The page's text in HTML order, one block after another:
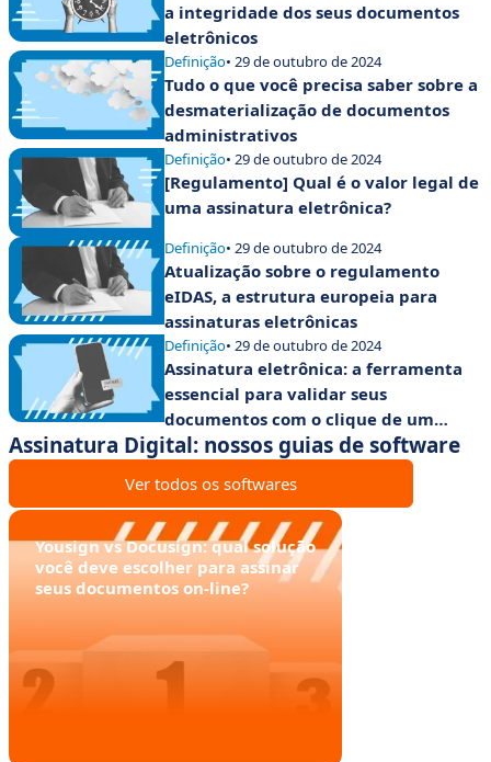
a integridade dos seus documentos
eletrônicos
Definição• 29 de outubro de 2024
Tudo o que você precisa saber sobre a
desmaterialização de documentos
administrativos
Definição• 29 de outubro de 2024
[Regulamento] Qual é o valor legal de
uma assinatura eletrônica?
Definição• 29 de outubro de 2024
Atualização sobre o regulamento
eIDAS, a estrutura europeia para
assinaturas eletrônicas
Definição• 29 de outubro de 2024
Assinatura eletrônica: a ferramenta
essencial para validar seus
documentos com o clique de um
botão
Assinatura Digital: nossos guias de software
Ver todos os softwares
Yousign vs Docusign: qual solução
você deve escolher para assinar
seus documentos on-line?